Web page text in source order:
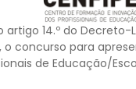
14.º do Decreto-
o concurso para
de Educação/